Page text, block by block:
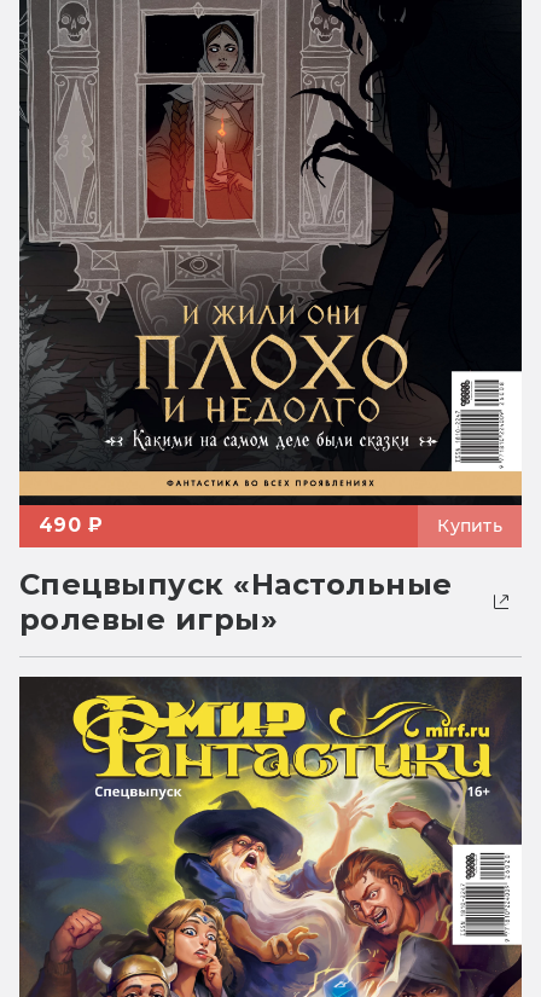
490 ₽ Купить
Спецвыпуск «Настольные
ролевые игры»